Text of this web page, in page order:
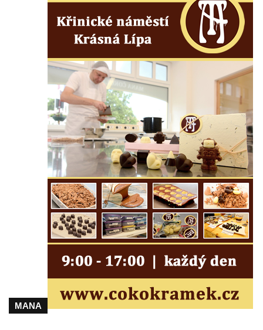
Kenotaf Emila Miksche na hřbitově v Lužici
Kenotaf Antonína Krause na hřbitově v
Lužici
Pomník vojákům Rudé armády na hřbitově
v Kozlech
Pamětní deska pochodu smrti v Saupsdorfu
Pomník obětem 2. světové války v parku
Walthera von der Vogelweide v Duchcově
Památník obětem holokaustu v Lipové ulici
v Duchcově
Pomník obětem válek v Jeníkově
Pamětní deska obětem 1. světové války na
kapli Panny Marie v Lahošti
Mikulášovicích
ulici U Plovárny ve Frýdlantu
MANA